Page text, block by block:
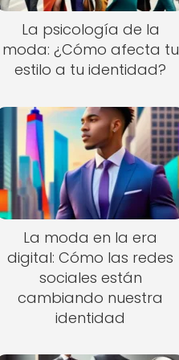
La psicología de la
moda: ¿Cómo afecta tu
estilo a tu identidad?
La moda en la era
digital: Cómo las redes
sociales están
cambiando nuestra
identidad